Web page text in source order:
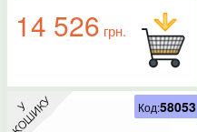
14 526 грн.
Код:58053